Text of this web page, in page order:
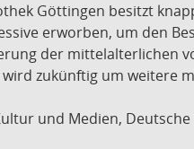
Göttingen besitzt
erworben, um den
der mittelalterlichen
zukünftig um weitere
und Medien,